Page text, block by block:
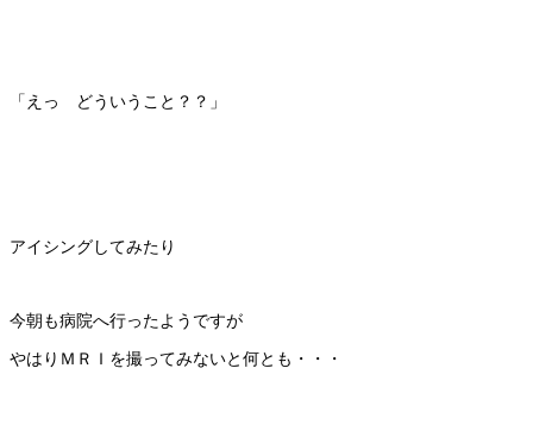
「えっ どういうこと？？」
アイシングしてみたり
今朝も病院へ行ったようですが
やはりＭＲＩを撮ってみないと何とも・・・